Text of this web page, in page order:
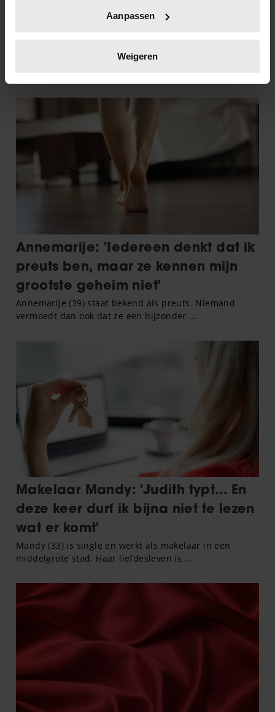
scannen op specifieke eigenschappen (fingerprinting)
verwerkt en stel uw voorkeuren in het
intrekken in de Cookieverklaring.
We gebruiken cookies om content en advertenties te
en om ons websiteverkeer te analyseren. Ook delen we
informatie over uw gebruik van onze site met onze
partners voor social media, adverteren en analyse. Deze
partners kunnen deze gegevens combineren met andere
informatie die u aan ze heeft verstrekt of die ze hebben
verzameld op basis van uw gebruik van hun services. U
gebruiken.
Aanpassen
Weigeren